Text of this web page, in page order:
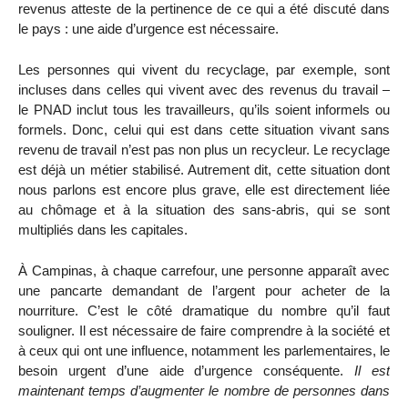
revenus atteste de la pertinence de ce qui a été discuté dans
le pays : une aide d’urgence est nécessaire.
Les personnes qui vivent du recyclage, par exemple, sont
incluses dans celles qui vivent avec des revenus du travail –
le PNAD inclut tous les travailleurs, qu’ils soient informels ou
formels. Donc, celui qui est dans cette situation vivant sans
revenu de travail n’est pas non plus un recycleur. Le recyclage
est déjà un métier stabilisé. Autrement dit, cette situation dont
nous parlons est encore plus grave, elle est directement liée
au chômage et à la situation des sans-abris, qui se sont
multipliés dans les capitales.
À Campinas, à chaque carrefour, une personne apparaît avec
une pancarte demandant de l’argent pour acheter de la
nourriture. C’est le côté dramatique du nombre qu’il faut
souligner. Il est nécessaire de faire comprendre à la société et
à ceux qui ont une influence, notamment les parlementaires, le
besoin urgent d’une aide d’urgence conséquente.Il est
maintenant temps d’augmenter le nombre de personnes dans